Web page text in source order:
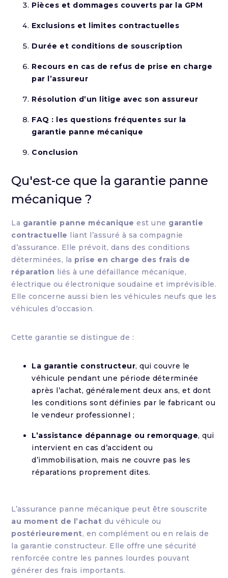
Pièces et dommages couverts par la GPM
Exclusions et limites contractuelles
Durée et conditions de souscription
Recours en cas de refus de prise en charge
par l’assureur
Résolution d’un litige avec son assureur
FAQ : les questions fréquentes sur la
garantie panne mécanique
Conclusion
Qu'est-ce que la garantie panne
mécanique ?
La garantie panne mécanique est une garantie
contractuelle liant l’assuré à sa compagnie
d’assurance. Elle prévoit, dans des conditions
déterminées, la prise en charge des frais de
réparation liés à une défaillance mécanique,
électrique ou électronique soudaine et imprévisible.
Elle concerne aussi bien les véhicules neufs que les
véhicules d’occasion.
Cette garantie se distingue de :
La garantie constructeur, qui couvre le
véhicule pendant une période déterminée
après l’achat, généralement deux ans, et dont
les conditions sont définies par le fabricant ou
le vendeur professionnel ;
L’assistance dépannage ou remorquage, qui
intervient en cas d’accident ou
d’immobilisation, mais ne couvre pas les
réparations proprement dites.
L’assurance panne mécanique peut être souscrite
au moment de l’achat du véhicule ou
postérieurement, en complément ou en relais de
la garantie constructeur. Elle offre une sécurité
renforcée contre les pannes lourdes pouvant
générer des frais importants.